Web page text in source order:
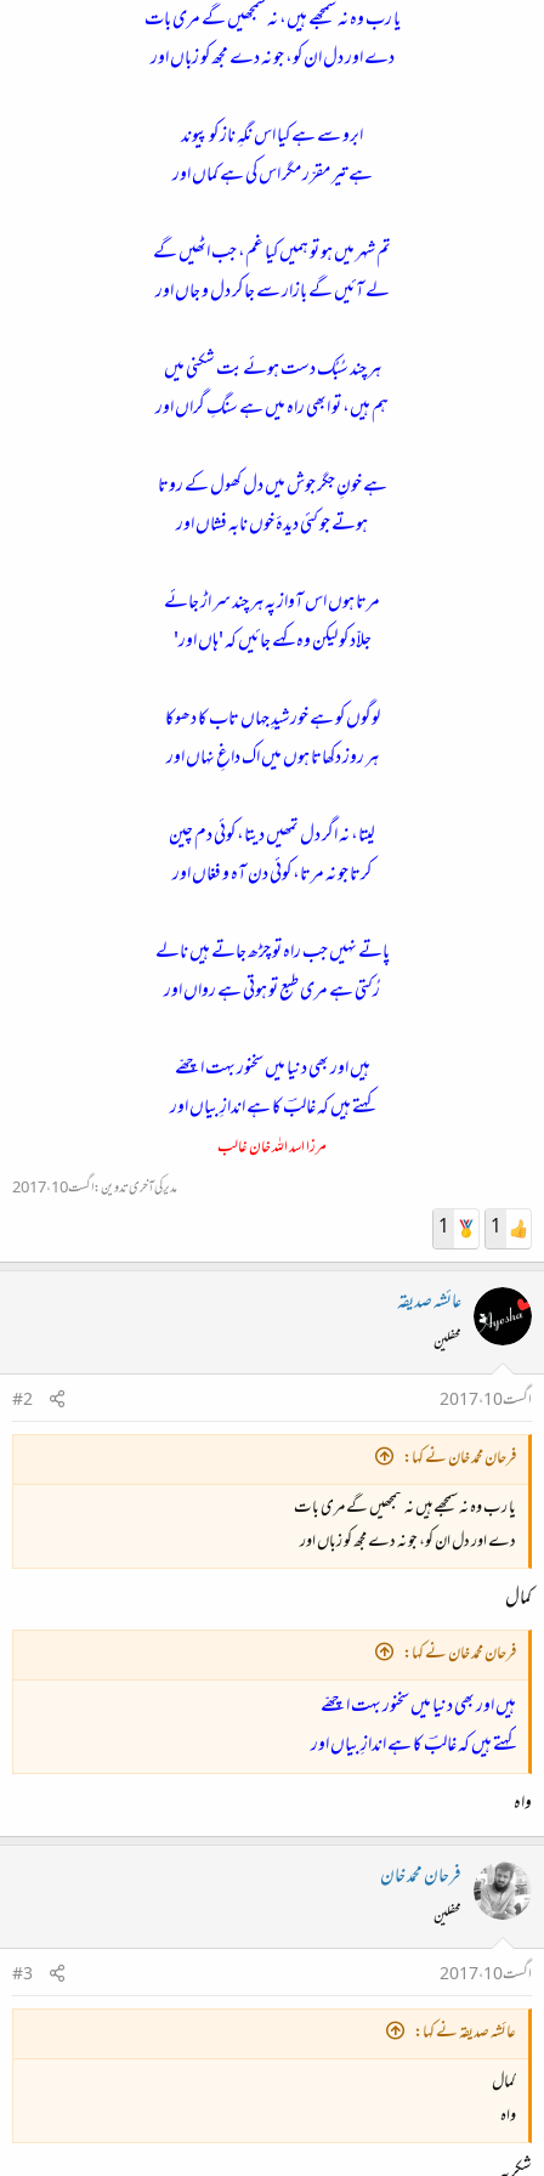
یا رب وہ نہ سمجھے ہیں، نہ سمجھیں گے مری بات
دے اور دل ان کو، جو نہ دے مجھ کو زباں اور
ابرو سے ہے کیا اس نگہِ ناز کو پیوند
ہے تیر مقرّر مگر اس کی ہے کماں اور
تم شہر میں ہو تو ہمیں کیا غم، جب اٹھیں گے
لے آئیں گے بازار سے جا کر دل و جاں اور
ہر چند سُبُک دست ہوئے بت شکنی میں
ہم ہیں، تو ابھی راہ میں ہے سنگِ گراں اور
ہے خونِ جگر جوش میں دل کھول کے روتا
ہوتے جو کئی دیدۂ خوں نابہ فشاں اور
مرتا ہوں اس آواز پہ ہر چند سر اڑ جائے
جلاّد کو لیکن وہ کہے جائیں کہ 'ہاں اور'
لوگوں کو ہے خورشیدِ جہاں تاب کا دھوکا
ہر روز دکھاتا ہوں میں اک داغِ نہاں اور
لیتا، نہ اگر دل تمھیں دیتا، کوئی دم چین
کرتا جو نہ مرتا، کوئی دن آہ و فغاں اور
پاتے نہیں جب راہ تو چڑھ جاتے ہیں نالے
رُکتی ہے مری طبع تو ہوتی ہے رواں اور
ہیں اور بھی دنیا میں سخنور بہت اچھّے
کہتے ہیں کہ غالبؔ کا ہے اندازِ بیاں اور
مرزا اسد اللہ خان غالب
مدیر کی آخری تدوین:اگست 10، 2017
1
1
عائشہ صدیقہ
محفلین
اگست 10، 2017
#2
فرحان محمد خان نے کہا:
یا رب وہ نہ سمجھے ہیں نہ سمجھیں گے مری بات
دے اور دل ان کو، جو نہ دے مجھ کو زباں اور
کمال
فرحان محمد خان نے کہا:
ہیں اور بھی دنیا میں سخنور بہت اچھّے
کہتے ہیں کہ غالبؔ کا ہے اندازِ بیاں اور
واہ
فرحان محمد خان
محفلین
اگست 10، 2017
#3
عائشہ صدیقہ نے کہا:
کمال
واہ